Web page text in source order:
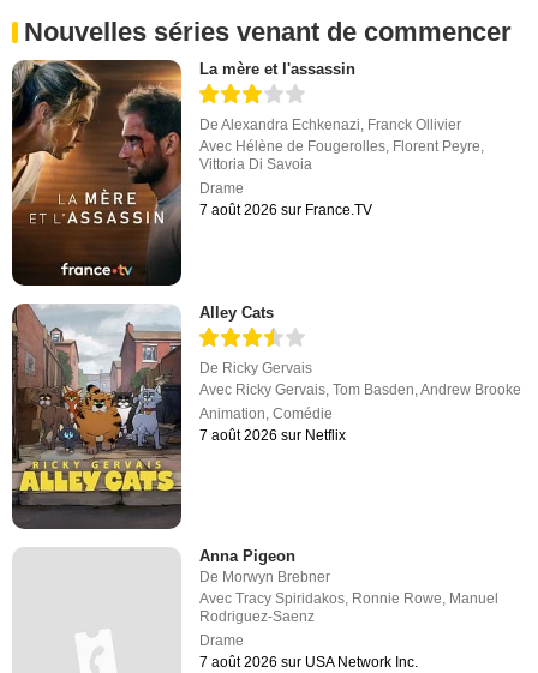
Nouvelles séries venant de commencer
La mère et l'assassin
DeAlexandra Echkenazi Franck Ollivier
Avec Hélène de Fougerolles Florent Peyre
Vittoria Di Savoia
Drame
7 août 2026 sur France.TV
Alley Cats
De Ricky Gervais
Avec Ricky Gervais,Tom Basden,Andrew Brooke
Animation,Comédie
7 août 2026 sur Netflix
Anna Pigeon
De Morwyn Brebner
AvecTracy Spiridakos, Ronnie Rowe, Manuel
Rodriguez-Saenz
Drame
7 août 2026 sur USA Network Inc.